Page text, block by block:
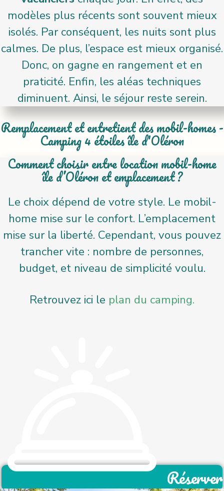
modèles plus récents sont souvent mieux
isolés. Par conséquent, les nuits sont plus
calmes. De plus, l’espace est mieux organisé.
Donc, on gagne en rangement et en
praticité. Enfin, les aléas techniques
diminuent. Ainsi, le séjour reste serein.
Remplacement et entretient des mobil-homes -
Camping 4 étoiles île d'Oléron
Comment choisir entre location mobil-home
île d’Oléron et emplacement ?
Le choix dépend de votre style. Le mobil-
home mise sur le confort. L’emplacement
mise sur la liberté. Cependant, vous pouvez
trancher vite : nombre de personnes,
budget, et niveau de simplicité voulu.
Retrouvez ici le plan du camping.
Réserver